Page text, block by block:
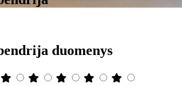
duomenys